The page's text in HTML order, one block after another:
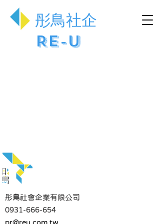
​彤鳥社企
Re-U
彤鳥社會企業有限公司
0931-666-654
pr@reu.com.tw